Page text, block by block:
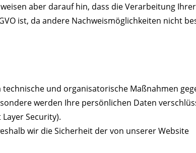
aber darauf hin, dass die Verarbeitung
ist, da andere Nachweismöglichkeiten nicht
und organisatorische Maßnahmen
werden Ihre persönlichen Daten
Security).
wir die Sicherheit der von unserer Website